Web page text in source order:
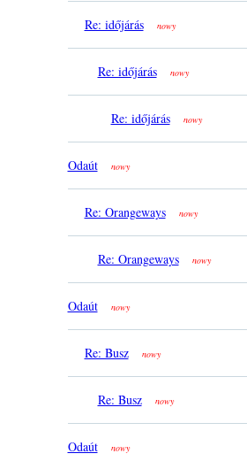
Re: időjárás nowy
Re: időjárás nowy
Re: időjárás nowy
Odaút nowy
Re: Orangeways nowy
Re: Orangeways nowy
Odaút nowy
Re: Busz nowy
Re: Busz nowy
Odaút nowy